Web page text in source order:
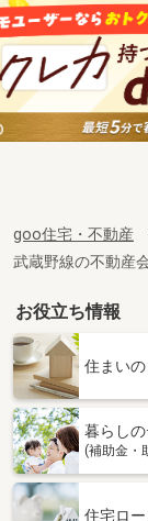
goo住宅・不動産
武蔵野線の不動産
お役立ち情報
住まい
暮らし
(補助金・
住宅ロー